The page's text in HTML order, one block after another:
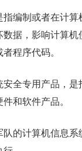
编制或者在计
据，影响计算
程序代码。
全专用产品，
和软件产品。
的计算机信息系